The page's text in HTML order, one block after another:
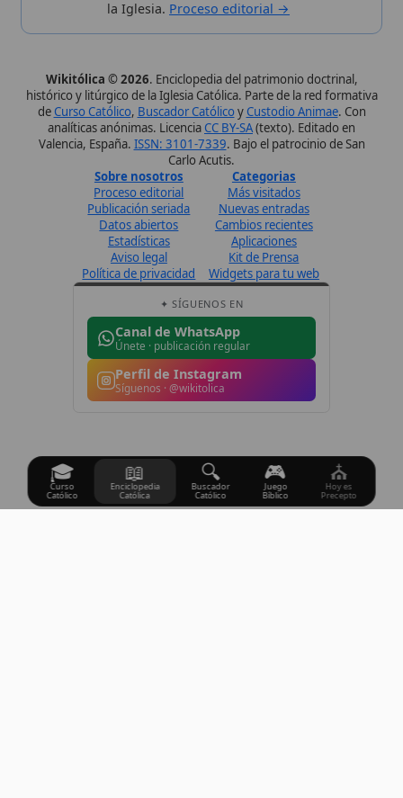
✦ SÍGUENOS EN
Perfil de Instagram
Síguenos · @wikitolica